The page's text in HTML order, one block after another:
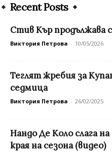
Recent Posts
Стив Кър продължава
Виктория Петрова - 10/05/2026
Теглят жребия за
седмица
Виктория Петрова - 26/02/2025
Нандо Де Коло слага
края на сезона (видео)